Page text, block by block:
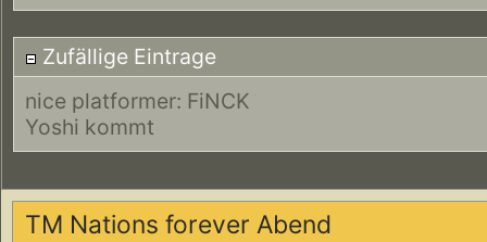
Zufällige Eintrage
nice platformer: FiNCK
Yoshi kommt
TM Nations forever Abend